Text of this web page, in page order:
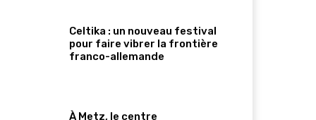
Celtika : un nouveau festival
pour faire vibrer la frontière
franco-allemande
À Metz, le centre